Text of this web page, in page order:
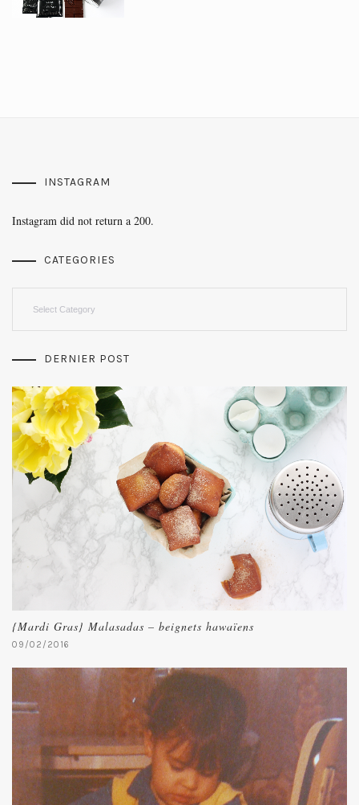
INSTAGRAM
Instagram did not return a 200.
CATEGORIES
DERNIER POST
{Mardi Gras} Malasadas – beignets hawaïens
09/02/2016